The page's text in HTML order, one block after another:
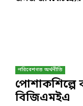
পরিবেশগত অর্থনীতি
পোশাকশিল্পে
বিজিএমইএ